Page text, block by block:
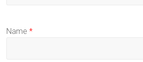
Name*